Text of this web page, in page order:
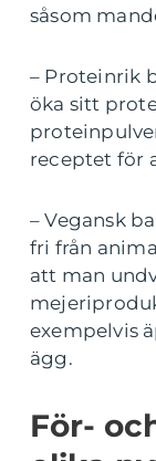
såsom
– Proteinrik
öka sitt
receptet för
– Vegansk
fri från
att man
exempelvis
ägg.
För-